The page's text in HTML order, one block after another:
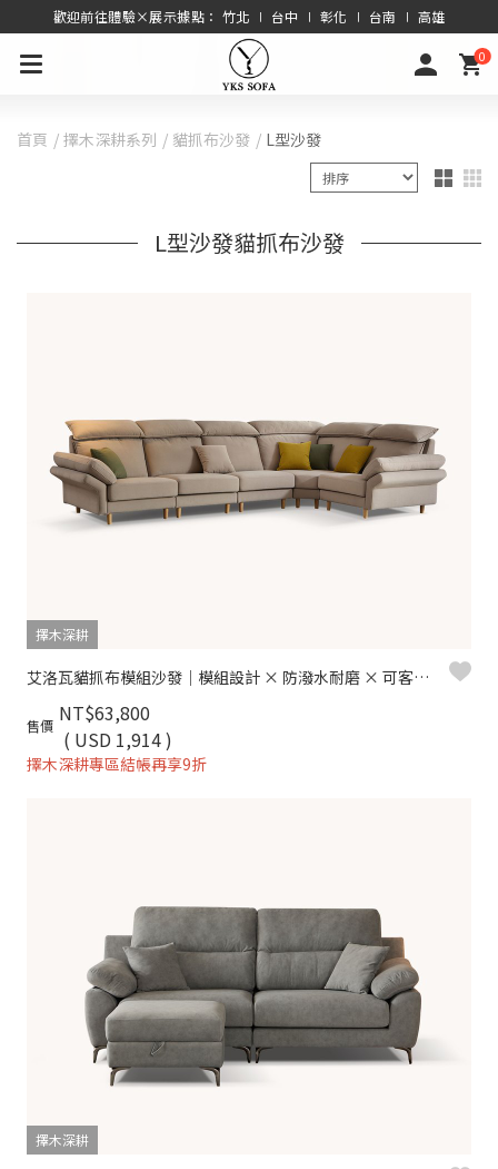
歡迎前往體驗×展示據點： 竹北 ∣ 台中 ∣ 彰化 ∣ 台南 ∣ 高雄
0
首頁 擇木深耕系列 貓抓布沙發 L型沙發
L型沙發貓抓布沙發
擇木深耕
艾洛瓦貓抓布模組沙發｜模組設計 × 防潑水耐磨 × 可客製尺寸 – 擇木深耕
售價 NT$63,800
( USD 1,914 )
擇木深耕專區結帳再享9折
擇木深耕